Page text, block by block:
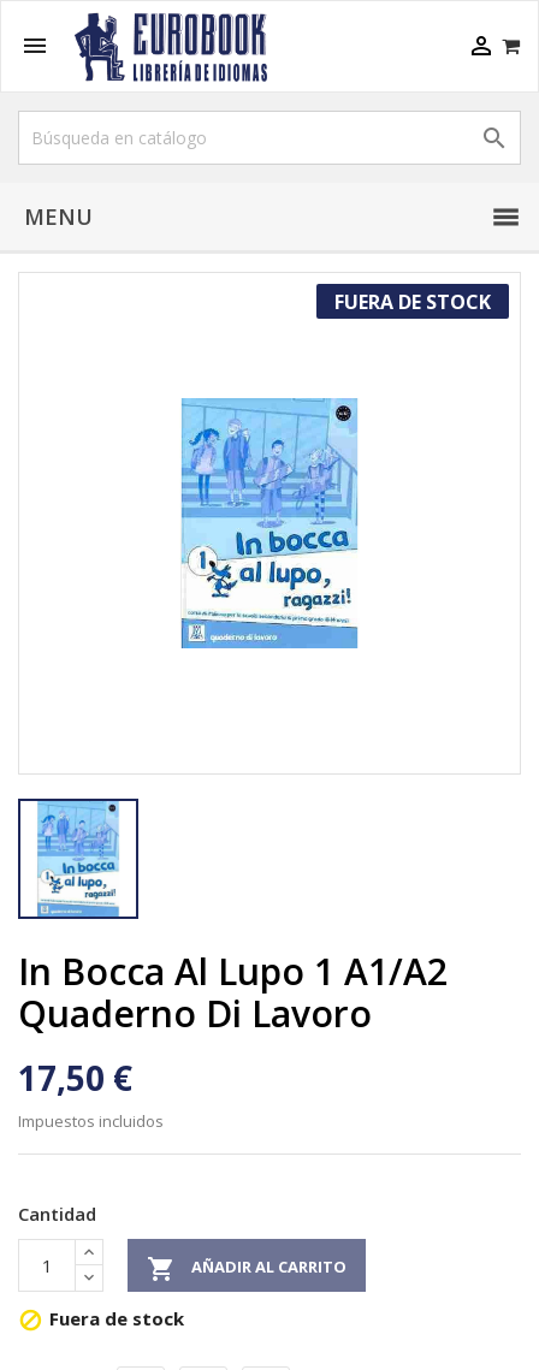
 

MENU
FUERA DE STOCK
In Bocca Al Lupo 1 A1/A2
Quaderno Di Lavoro
17,50 €
Impuestos incluidos
Cantidad
 AÑADIR AL CARRITO
 Fuera de stock